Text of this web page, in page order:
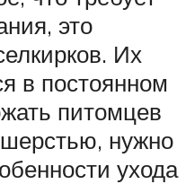
это
Их
в постоянном
питомцев
нужно
ухода